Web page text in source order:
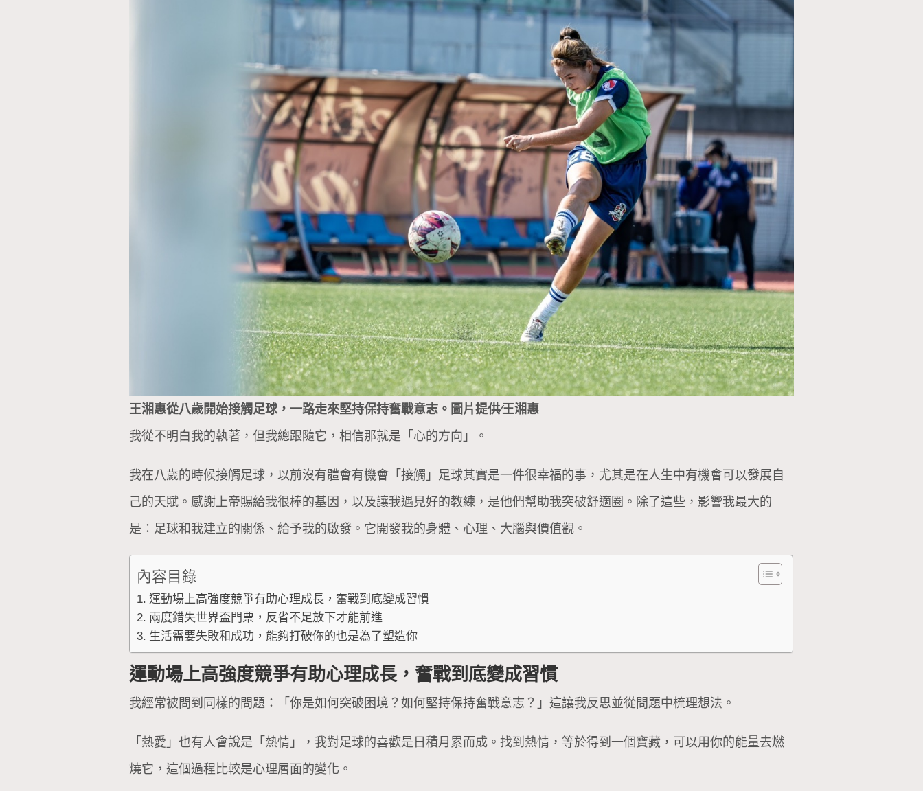
王湘惠從八歲開始接觸足球，一路走來堅持保持奮戰意志。圖片提供∕王湘惠
我從不明白我的執著，但我總跟隨它，相信那就是「心的方向」。
我在八歲的時候接觸足球，以前沒有體會有機會「接觸」足球其實是一件很幸福的事，尤其是在人生中有機會可以發展自
己的天賦。感謝上帝賜給我很棒的基因，以及讓我遇見好的教練，是他們幫助我突破舒適圈。除了這些，影響我最大的
是：足球和我建立的關係、給予我的啟發。它開發我的身體、心理、大腦與價值觀。
內容目錄
運動場上高強度競爭有助心理成長，奮戰到底變成習慣
兩度錯失世界盃門票，反省不足放下才能前進
生活需要失敗和成功，能夠打破你的也是為了塑造你
運動場上高強度競爭有助心理成長，奮戰到底變成習慣
我經常被問到同樣的問題：「你是如何突破困境？如何堅持保持奮戰意志？」這讓我反思並從問題中梳理想法。
「熱愛」也有人會說是「熱情」，我對足球的喜歡是日積月累而成。找到熱情，等於得到一個寶藏，可以用你的能量去燃
燒它，這個過程比較是心理層面的變化。